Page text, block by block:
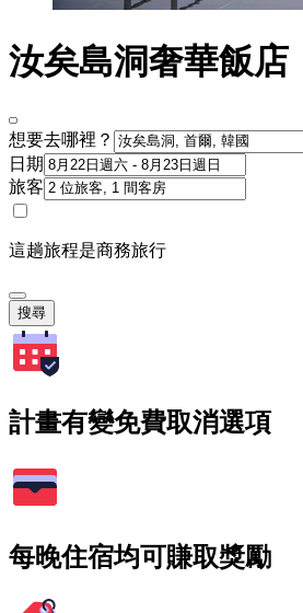
汝矣島洞奢華飯店
想要去哪裡？
日期
旅客
這趟旅程是商務旅行
搜尋
計畫有變免費取消選項
每晚住宿均可賺取獎勵